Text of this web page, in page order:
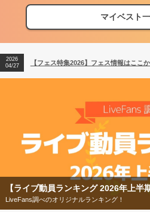
マイベスト
【フェス特集2026】フェス情報はここか
【ライブ動員ランキング】2026年上半
2026
04/27
【フェス特集2026】フェス情報はここか
2026
【フェス特集2026】
今年もフェスの季節がやっ